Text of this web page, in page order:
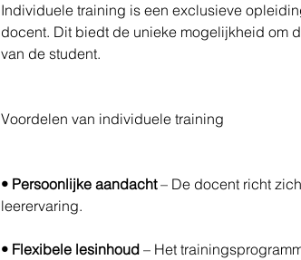
Individuele training is een exclusieve
docent. Dit biedt de unieke mogelijkheid om
van de student.
Voordelen van individuele training
• Persoonlijke aandacht – De docent richt
leerervaring.
• Flexibele lesinhoud – Het